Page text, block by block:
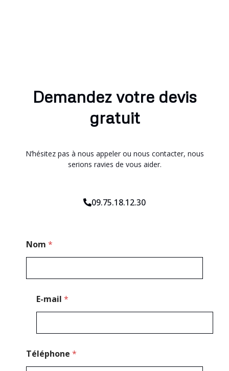
Demandez votre devis
gratuit
N’hésitez pas à nous appeler ou nous contacter, nous
serions ravies de vous aider.
09.75.18.12.30
Nom *
E-mail *
Téléphone *